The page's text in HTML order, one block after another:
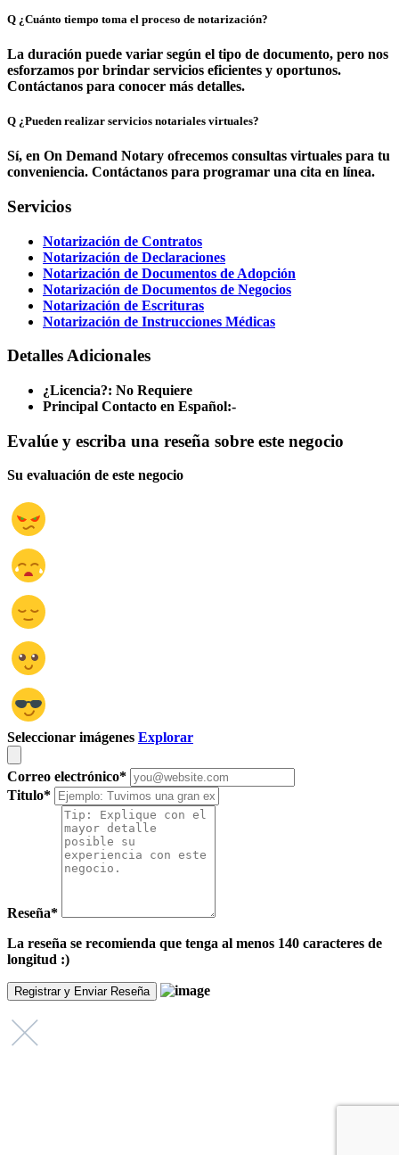
Q ¿Cuánto tiempo toma el proceso de notarización?
La duración puede variar según el tipo de documento, pero nos
esforzamos por brindar servicios eficientes y oportunos.
Contáctanos para conocer más detalles.
Q ¿Pueden realizar servicios notariales virtuales?
Sí, en On Demand Notary ofrecemos consultas virtuales para tu
conveniencia. Contáctanos para programar una cita en línea.
Servicios
Notarización de Contratos
Notarización de Declaraciones
Notarización de Documentos de Adopción
Notarización de Documentos de Negocios
Notarización de Escrituras
Notarización de Instrucciones Médicas
Detalles Adicionales
¿Licencia?: No Requiere
Principal Contacto en Español:-
Evalúe y escriba una reseña sobre este negocio
Su evaluación de este negocio
Seleccionar imágenes Explorar
Correo electrónico*
Titulo*
Reseña*
La reseña se recomienda que tenga al menos 140 caracteres de
longitud :)